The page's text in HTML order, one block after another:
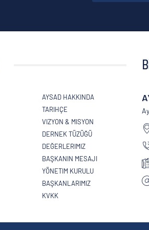
AYSAD HAKKINDA
TARIHÇE
VIZYON & MISYON
DERNEK TÜZÜĞÜ
DEĞERLERIMIZ
BAŞKANIN MESAJI
YÖNETIM KURULU
BAŞKANLARIMIZ
KVKK